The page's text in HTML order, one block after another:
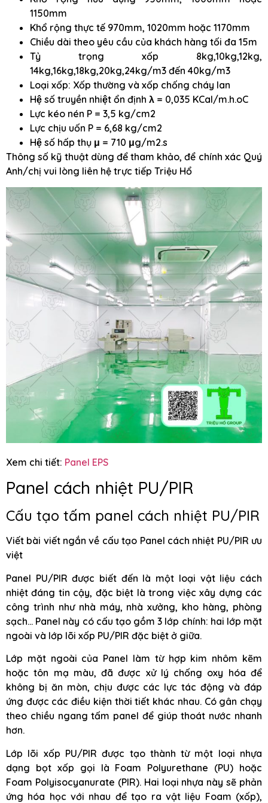
1150mm
Khổ rộng thực tế 970mm, 1020mm hoặc 1170mm
Chiều dài theo yêu cầu của khách hàng tối đa 15m
Tỷ trọng xốp 8kg,10kg,12kg,
14kg,16kg,18kg,20kg,24kg/m3 đến 40kg/m3
Loại xốp: Xốp thường và xốp chống cháy lan
Hệ số truyền nhiệt ổn định λ = 0,035 KCal/m.h.oC
Lực kéo nén P = 3,5 kg/cm2
Lực chịu uốn P = 6,68 kg/cm2
Hệ số hấp thụ μ = 710 μg/m2.s
Thông số kỹ thuật dùng để tham khảo, để chính xác Quý
Anh/chị vui lòng liên hệ trực tiếp Triệu Hổ
Xem chi tiết: Panel EPS
Panel cách nhiệt PU/PIR
Cấu tạo tấm panel cách nhiệt PU/PIR
Viết bài viết ngắn về cấu tạo Panel cách nhiệt PU/PIR ưu
việt
Panel PU/PIR được biết đến là một loại vật liệu cách
nhiệt đáng tin cậy, đặc biệt là trong việc xây dựng các
công trình như nhà máy, nhà xưởng, kho hàng, phòng
sạch… Panel này có cấu tạo gồm 3 lớp chính: hai lớp mặt
ngoài và lớp lõi xốp PU/PIR đặc biệt ở giữa.
Lớp mặt ngoài của Panel làm từ hợp kim nhôm kẽm
hoặc tôn mạ màu, đã được xử lý chống oxy hóa để
không bị ăn mòn, chịu được các lực tác động và đáp
ứng được các điều kiện thời tiết khác nhau. Có gân chạy
theo chiều ngang tấm panel để giúp thoát nước nhanh
hơn.
Lớp lõi xốp PU/PIR được tạo thành từ một loại nhựa
dạng bọt xốp gọi là Foam Polyurethane (PU) hoặc
Foam Polyisocyanurate (PIR). Hai loại nhựa này sẽ phản
ứng hóa học với nhau để tạo ra vật liệu Foam (xốp),